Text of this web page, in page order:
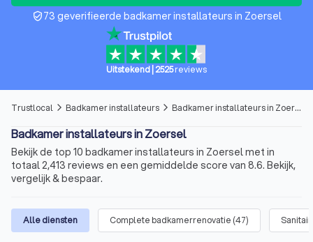
verified_user73 geverifieerde badkamer installateurs in Zoersel
Uitstekend 2525reviews
Trustlocal arrow_forward_ios Badkamer installateurs arrow_forward_ios Badkamer installateurs in Zoersel
Badkamer installateurs in Zoersel
Bekijk de top 10 badkamer installateurs in Zoersel met in
totaal 2,413 reviews en een gemiddelde score van 8.6. Bekijk,
vergelijk & bespaar.
Alle diensten Complete badkamerrenovatie (47)